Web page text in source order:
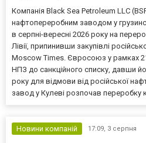
Компанія Black Sea Petroleum LLC
нафтопереробним заводом у
в серпні-вересні 2026 року на
Лівії, припинивши закупівлі
Moscow Times. Євросоюз у рамках
НПЗ до санкційного списку, давши
року для відмови від російської
завод у Кулеві розпочав переробку
Новини компаній 17:09, 3 серпня